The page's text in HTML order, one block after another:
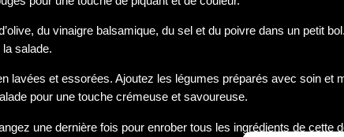
du vinaigre balsamique, du sel et du poivre dans un petit
salade.
lavées et essorées. Ajoutez les légumes préparés avec soin et
pour une touche crémeuse et savoureuse.
une dernière fois pour enrober tous les ingrédients de cette